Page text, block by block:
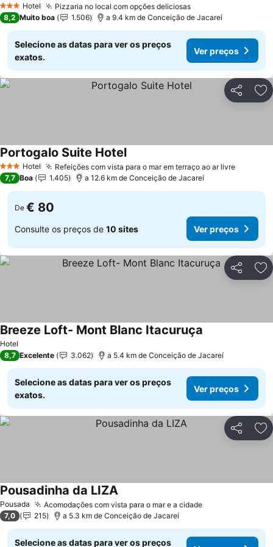
3 EstrelasHotel Pizzaria no local com opções deliciosas
8,2 Muito boa 1.506 a 9.4 km de Conceição de Jacareí
Selecione as datas para ver os preços
exatos.
Ver preços
Partilhar
3 EstrelasHotel Refeições com vista para o mar em terraço ao ar livre
Portogalo Suite Hotel
7,7 Boa 1.405 a 12.6 km de Conceição de Jacareí
De € 80
Consulte os preços de 10 sites Ver preços
Partilhar
Hotel
Breeze Loft- Mont Blanc Itacuruça
8,7 Excelente 3.062 a 5.4 km de Conceição de Jacareí
Selecione as datas para ver os preços
exatos.
Ver preços
Partilhar
Pousada Acomodações com vista para o mar e a cidade
Pousadinha da LIZA
7,0 215 a 5.3 km de Conceição de Jacareí
Selecione as datas para ver os preços